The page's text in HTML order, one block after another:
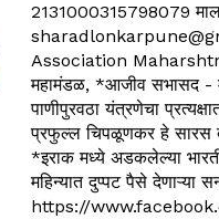
2131000315798079
Association Maharshtra
महामंडळ, *आजीव सभासद -
पाणीपुरवठा यंत्रणेचा
प्रफुल्ल चिपळूणकर हे सारस
*इराक मध्ये अडकलेल्या
महिन्यात दुप्पट पैसे देणाऱ्या
https://